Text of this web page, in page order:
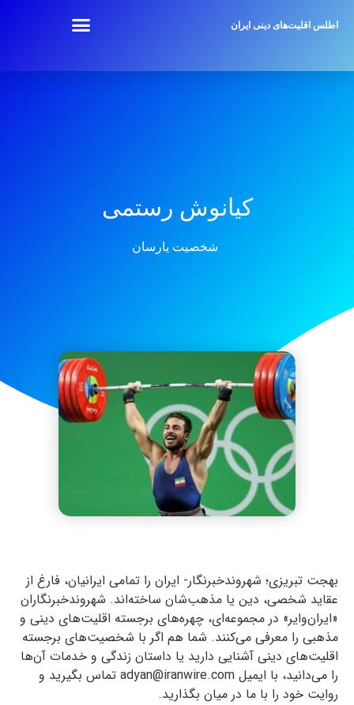
اطلس اقلیت‌های دینی ایران
کیانوش رستمی
شخصیت یارسان
بهجت تبریزی؛ شهروندخبرنگار- ایران را تمامی ایرانیان، فارغ از
عقاید شخصی، دین یا مذهب‌شان ساخته‌اند. شهروندخبرنگاران
«ایران‌وایر» در مجموعه‌ای، چهره‌های برجسته اقلیت‌های دینی و
مذهبی را معرفی می‌کنند. شما هم اگر با شخصیت‌های برجسته
اقلیت‌های دینی آشنایی دارید یا داستان زندگی و خدمات آن‌ها
را می‌دانید، با ایمیل adyan@iranwire.com تماس بگیرید و
روایت خود را با ما در میان بگذارید.